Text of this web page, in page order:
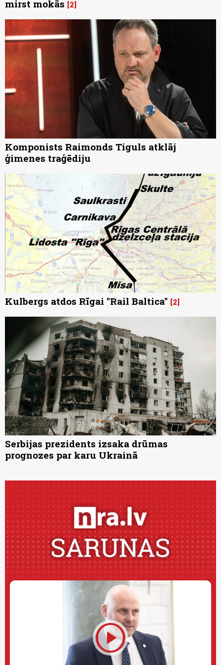
mirst mokās 2
Komponists Raimonds Tiguls atklāj
ģimenes traģēdiju
Kulbergs atdos Rīgai "Rail Baltica" 2
Serbijas prezidents izsaka drūmas
prognozes par karu Ukrainā
play_circle